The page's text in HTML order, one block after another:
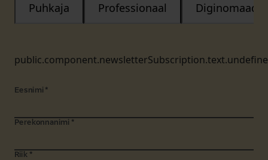
Puhkaja Professionaal Diginomaad
Eesnimi *
Perekonnanimi *
Riik *